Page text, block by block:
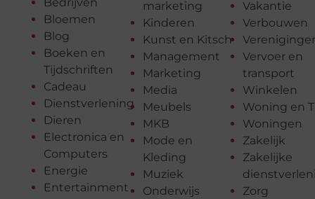
Bedrijven
Bloemen
Blog
Boeken en
Tijdschriften
Cadeau
Dienstverlening
Dieren
Electronica en
Computers
Energie
Entertainment
marketing
Kinderen
Kunst en Kitsch
Management
Marketing
Media
Meubels
MKB
Mode en
Kleding
Muziek
Onderwijs
Vakantie
Verbouwen
Vervoer en
transport
Winkelen
Woning en
Woningen
Zakelijk
Zakelijke
Zorg